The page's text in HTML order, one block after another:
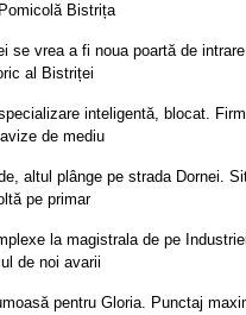
Bistrița
se vrea a fi noua poartă de
al Bistriței
inteligentă, blocat.
de mediu
altul plânge pe strada Dornei.
pe primar
la magistrala de pe
de noi avarii
pentru Gloria. Punctaj